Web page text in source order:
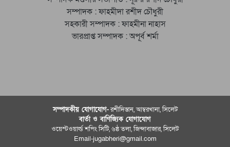
সম্পাদক : ফাহমীদা রশীদ চৌধুরী
সহকারী সম্পাদক : ফাহমীনা নাহাস
ভারপ্রাপ্ত সম্পাদক : অপূর্ব শর্মা
সম্পাদকীয় যােগাযোগ-রশীদিস্তান, আম্বরখানা, সিলেট
বার্তা ও বাণিজ্যিক যোগাযােগ
ওয়েস্টওয়ার্ল্ড শপিং সিটি, ৬ষ্ঠ তলা, জিন্দাবাজার, সিলেট
Email-jugabheri@gmail.com